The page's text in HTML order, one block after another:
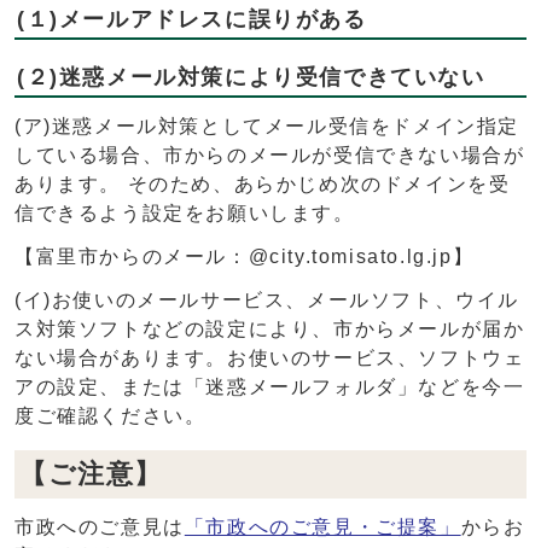
(１)メールアドレスに誤りがある
(２)迷惑メール対策により受信できていない
(ア)迷惑メール対策としてメール受信をドメイン指定
している場合、市からのメールが受信できない場合が
あります。 そのため、あらかじめ次のドメインを受
信できるよう設定をお願いします。
【富里市からのメール：@city.tomisato.lg.jp】
(イ)お使いのメールサービス、メールソフト、ウイル
ス対策ソフトなどの設定により、市からメールが届か
ない場合があります。お使いのサービス、ソフトウェ
アの設定、または「迷惑メールフォルダ」などを今一
度ご確認ください。
【ご注意】
市政へのご意見は 「市政へのご意見・ご提案」 からお